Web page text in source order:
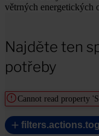
větrných energetických
Najděte ten
potřeby
Cannot read property